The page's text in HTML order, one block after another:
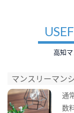
高知
マンスリーマン
通
数